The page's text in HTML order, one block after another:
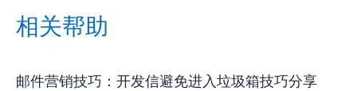
相关帮助
邮件营销技巧：开发信避免进入垃圾箱技巧分享